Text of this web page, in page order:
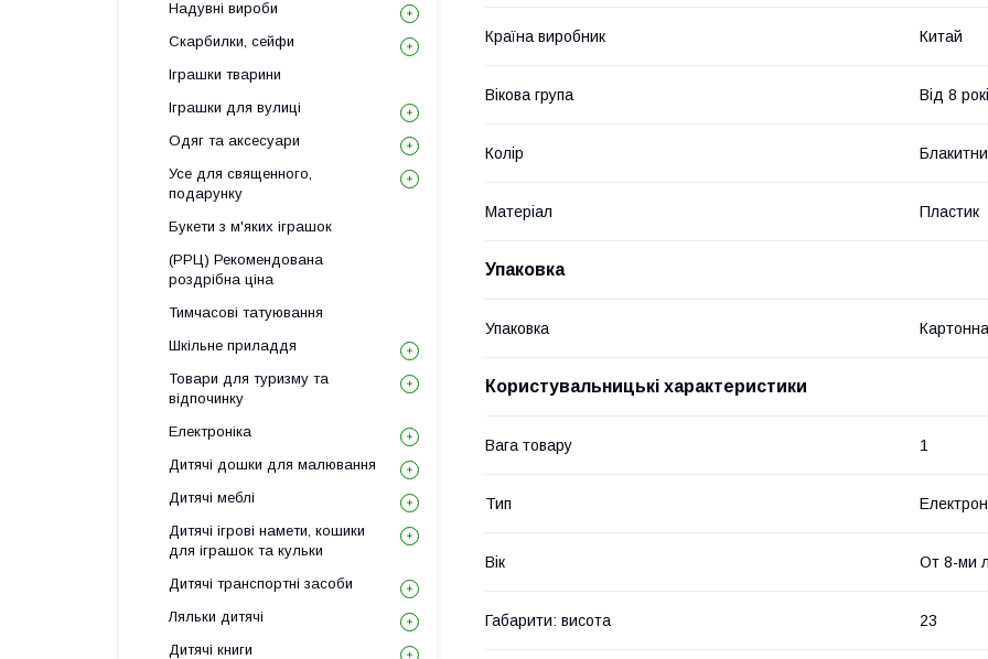
Країна виробник Китай
Вікова група Від 8
Колір
Матеріал Пластик
Упаковка
Упаковка
Користувальницькі характеристики
Вага товару 1
Тип
Вік От 8-ми
Габарити: висота 23
Надувні вироби
Скарбилки, сейфи
Іграшки тварини
Іграшки для вулиці
Одяг та аксесуари
Усе для священного,
подарунку
Букети з м'яких іграшок
(РРЦ) Рекомендована
роздрібна ціна
Тимчасові татуювання
Шкільне приладдя
Товари для туризму та
відпочинку
Електроніка
Дитячі дошки для малювання
Дитячі меблі
Дитячі ігрові намети, кошики
для іграшок та кульки
Дитячі транспортні засоби
Ляльки дитячі
Дитячі книги